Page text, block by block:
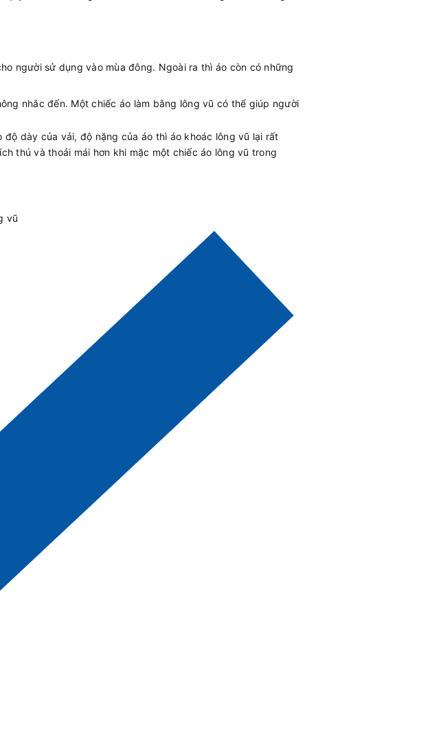
người sử dụng vào mùa đông. Ngoài ra thì áo còn có những
nhắc đến. Một chiếc áo làm bằng lông vũ có thể giúp người
dày của vải, độ nặng của áo thì áo khoác lông vũ lại rất
thú và thoải mái hơn khi mặc một chiếc áo lông vũ trong
vũ